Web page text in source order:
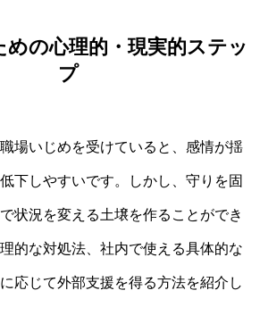
めの心理的・現実的ステッ
プ
場いじめを受けていると、感情が揺
下しやすいです。しかし、守りを固
状況を変える土壌を作ることができ
的な対処法、社内で使える具体的な
応じて外部支援を得る方法を紹介し